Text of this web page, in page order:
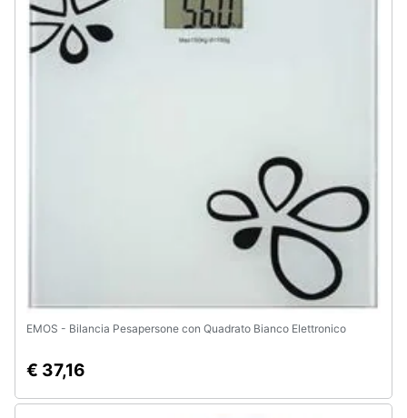
EMOS - Bilancia Pesapersone con Quadrato Bianco Elettronico
€ 37,16